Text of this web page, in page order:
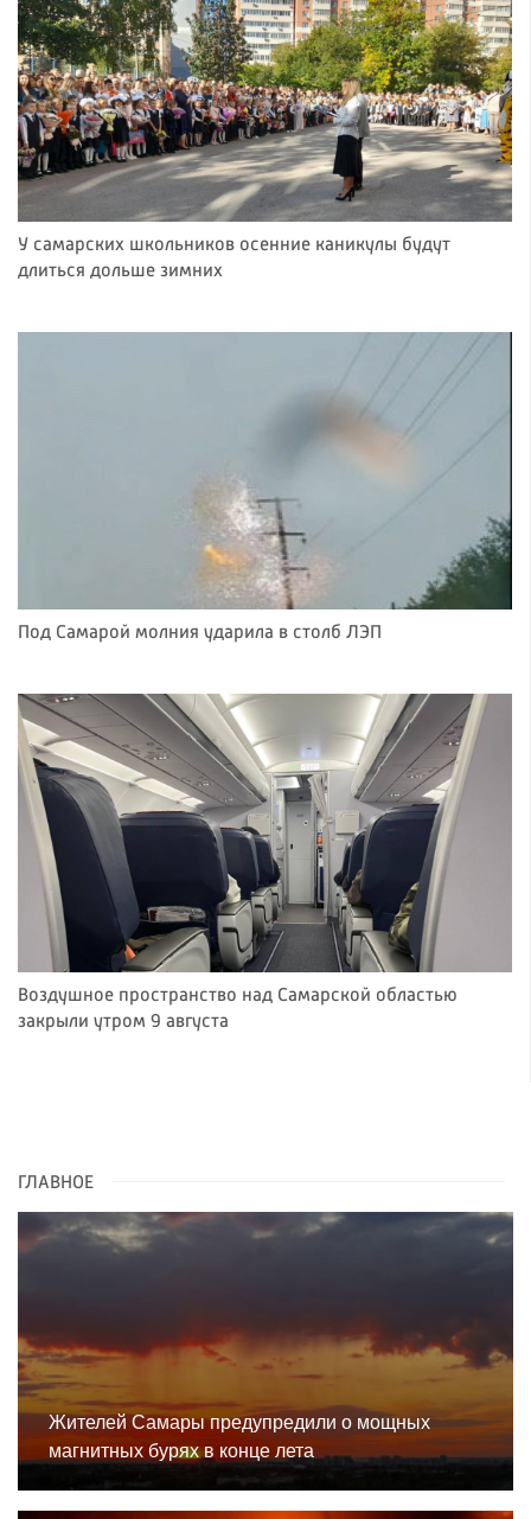
У самарских школьников осенние каникулы будут
длиться дольше зимних
Под Самарой молния ударила в столб ЛЭП
Воздушное пространство над Самарской областью
закрыли утром 9 августа
ГЛАВНОЕ
Жителей Самары предупредили о мощных
магнитных бурях в конце лета